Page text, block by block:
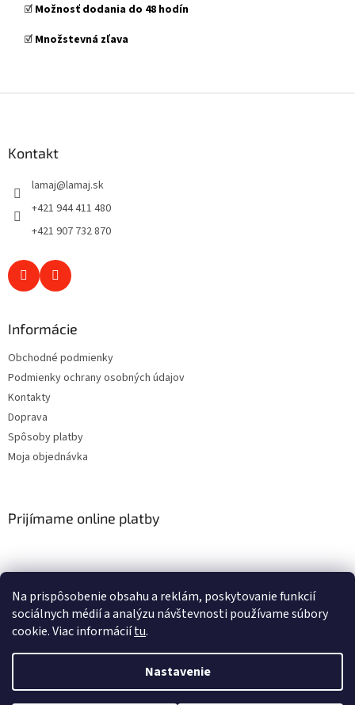
Na prispôsobenie obsahu a reklám, poskytovanie funkcií
sociálnych médií a analýzu návštevnosti používame súbory
cookie. Viac informáciítu.
Nastavenie
☑️ Možnosť dodania do 48 hodín
☑️ Množstevná zľava
Kontakt
lamaj@lamaj.sk
+421 944 411 480
+421 907 732 870
Informácie
Obchodné podmienky
Podmienky ochrany osobných údajov
Kontakty
Doprava
Spôsoby platby
Moja objednávka
Prijímame online platby